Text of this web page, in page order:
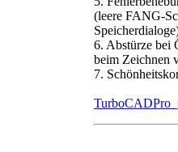
(leere FANG-
6. Abstürze bei
beim Zeichnen
7.